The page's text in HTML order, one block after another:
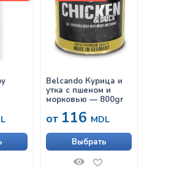
Belcando Курица и
утка с пшеном и
морковью — 800gr
от 116 MDL
Выбрать